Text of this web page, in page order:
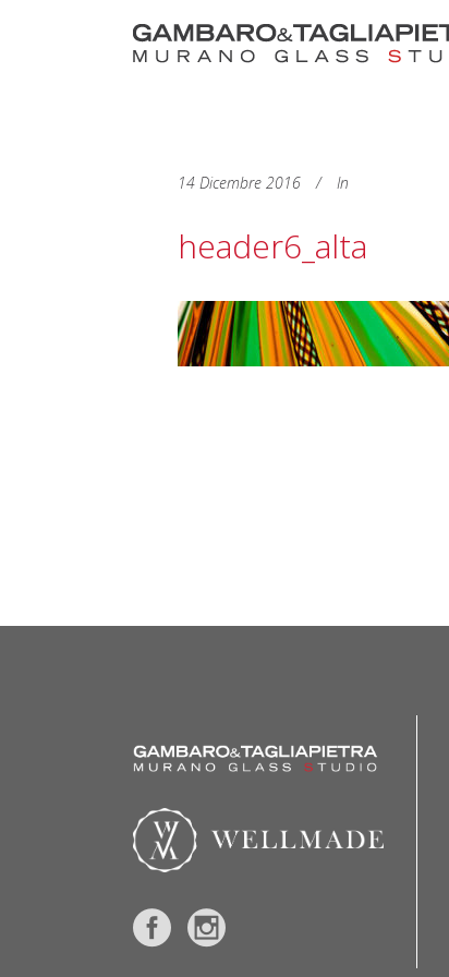
14 Dicembre 2016 In
header6_alta